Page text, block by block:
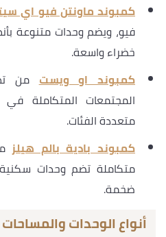
كمبوند ماونتن فيو اي
فيو، ويضم وحدات متنوعة
خضراء واسعة.
كمبوند او ويستمن
متعددة الفئات.
كمبوند بادية بالم هيلز
متكاملة تضم وحدات
ضخمة.
أنواع الوحدات